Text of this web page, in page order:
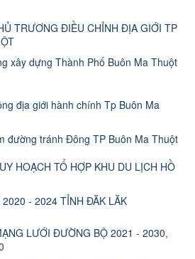
TRƯƠNG ĐIỀU CHỈNH ĐỊA GIỚI TP
xây dựng Thành Phố Buôn Ma Thuột
địa giới hành chính Tp Buôn Ma
đường tránh Đông TP Buôn Ma Thuột
HOẠCH TỔ HỢP KHU DU LỊCH HỒ
2020 - 2024 TỈNH ĐĂK LĂK
LƯỚI ĐƯỜNG BỘ 2021 - 2030,